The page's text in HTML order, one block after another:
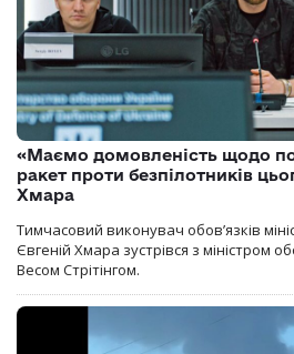
«Маємо домовленість щодо
ракет проти безпілотників
Хмара
Тимчасовий виконувач обов’язків
Євгеній Хмара зустрівся з міністром
Весом Стрітінгом.